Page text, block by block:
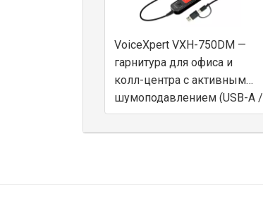
VoiceXpert VXH-750DM —
гарнитура для офиса и
колл-центра с активным
шумоподавлением (USB-A /
USB-C)